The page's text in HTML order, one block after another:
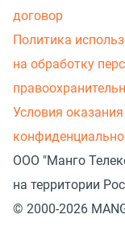
договор
Политика
на обработку
Условия оказания
ООО "Манго
на территории
© 2000-2026